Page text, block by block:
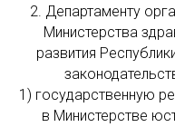
2. Департаменту
Министерства
развития
1) государственную
в Министерстве